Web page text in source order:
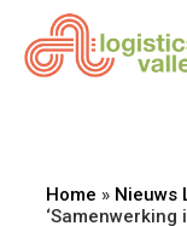
Home » Nieuws